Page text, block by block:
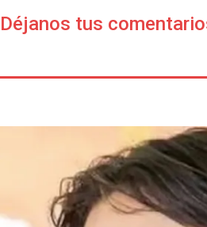
Déjanos tus